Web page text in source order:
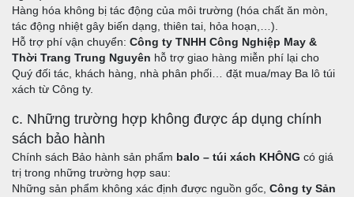
Hàng hóa không bị tác động của môi trường (hóa chất ăn mòn,
tác động nhiệt gây biến dạng, thiên tai, hỏa hoạn,…).
Hỗ trợ phí vận chuyển: Công ty TNHH Công Nghiệp May &
Thời Trang Trung Nguyên hỗ trợ giao hàng miễn phí lại cho
Quý đối tác, khách hàng, nhà phân phối… đặt mua/may Ba lô túi
xách từ Công ty.
c. Những trường hợp không được áp dụng chính
sách bảo hành
Chính sách Bảo hành sản phẩm balo – túi xách KHÔNG có giá
trị trong những trường hợp sau:
Những sản phẩm không xác định được nguồn gốc, Công ty Sản